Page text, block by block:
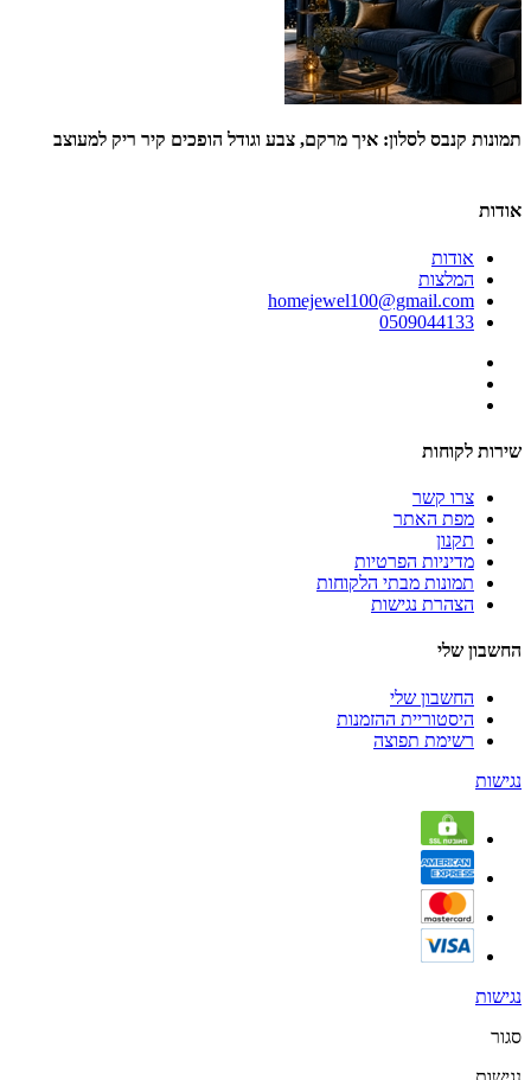
תמונות קנבס לסלון: איך מרקם, צבע וגודל הופכים קיר ריק למעוצב
אודות
אודות
המלצות
homejewel100@gmail.com
0509044133
שירות לקוחות
צרו קשר
מפת האתר
תקנון
מדיניות הפרטיות
תמונות מבתי הלקוחות
הצהרת נגישות
החשבון שלי
החשבון שלי
היסטוריית ההזמנות
רשימת תפוצה
נגישות
נגישות
סגור